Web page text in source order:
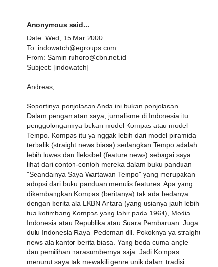
Anonymous said...
Date: Wed, 15 Mar 2000
To: indowatch@egroups.com
From: Samin ruhoro@cbn.net.id
Subject: [indowatch]
Andreas,
Sepertinya penjelasan Anda ini bukan penjelasan.
Dalam pengamatan saya, jurnalisme di Indonesia itu
penggolongannya bukan model Kompas atau model
Tempo. Kompas itu ya nggak lebih dari model piramida
terbalik (straight news biasa) sedangkan Tempo adalah
lebih luwes dan fleksibel (feature news) sebagai saya
lihat dari contoh-contoh mereka dalam buku panduan
"Seandainya Saya Wartawan Tempo" yang merupakan
adopsi dari buku panduan menulis features. Apa yang
dikembangkan Kompas (beritanya) tak ada bedanya
dengan berita ala LKBN Antara (yang usianya jauh lebih
tua ketimbang Kompas yang lahir pada 1964), Media
Indonesia atau Republika atau Suara Pembaruan. Juga
dulu Indonesia Raya, Pedoman dll. Pokoknya ya straight
news ala kantor berita biasa. Yang beda cuma angle
dan pemilihan narasumbernya saja. Jadi Kompas
menurut saya tak mewakili genre unik dalam tradisi